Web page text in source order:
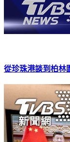
從珍珠港談到柏